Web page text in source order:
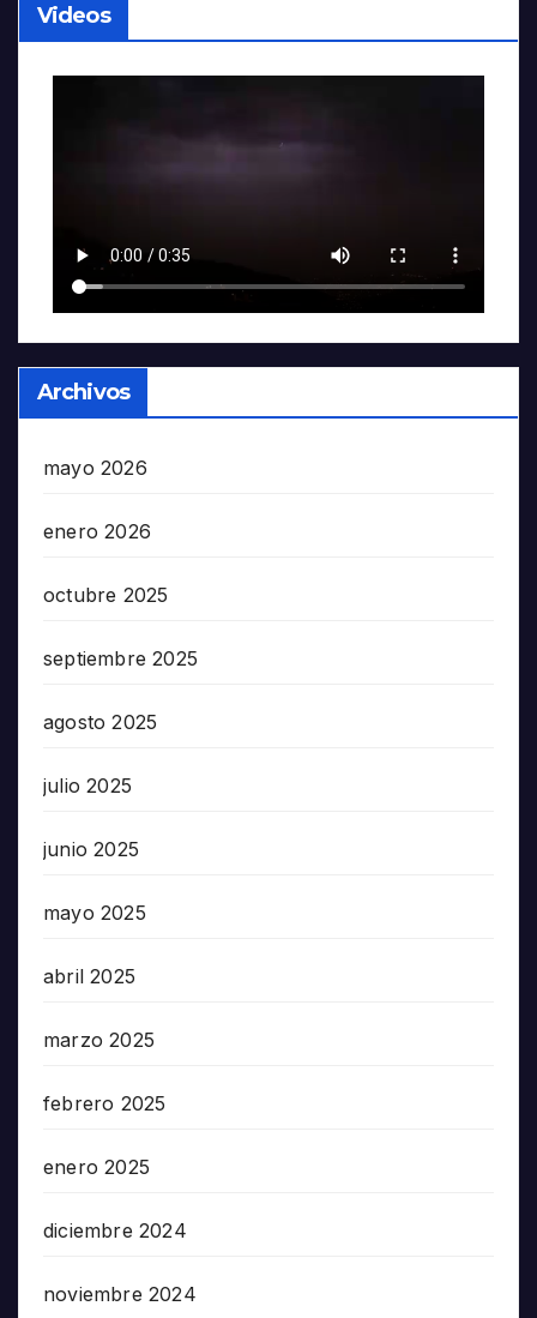
Videos
Archivos
mayo 2026
enero 2026
octubre 2025
septiembre 2025
agosto 2025
julio 2025
junio 2025
mayo 2025
abril 2025
marzo 2025
febrero 2025
enero 2025
diciembre 2024
noviembre 2024